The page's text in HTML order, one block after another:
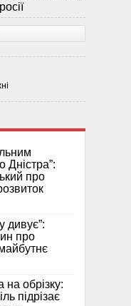
Дністра”:
про
дивує”:
про
на обрізку:
підрізає